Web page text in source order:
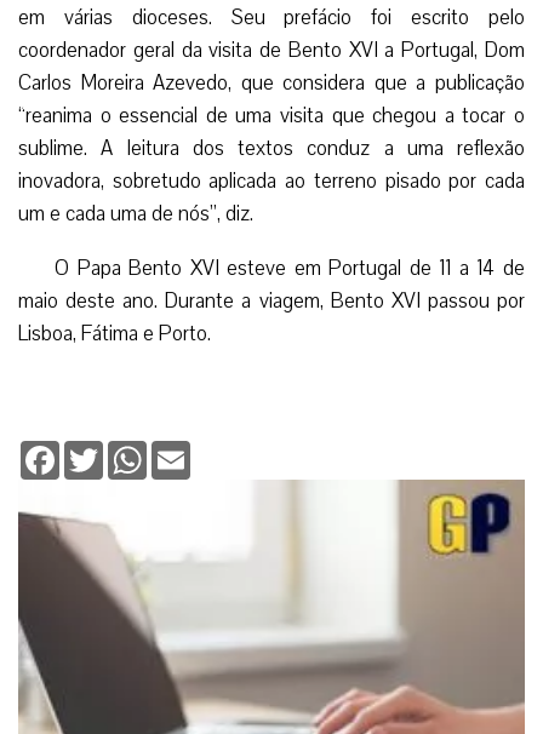
em várias dioceses. Seu prefácio foi escrito pelo
coordenador geral da visita de Bento XVI a Portugal, Dom
Carlos Moreira Azevedo, que considera que a publicação
“reanima o essencial de uma visita que chegou a tocar o
sublime. A leitura dos textos conduz a uma reflexão
inovadora, sobretudo aplicada ao terreno pisado por cada
um e cada uma de nós”, diz.
O Papa Bento XVI esteve em Portugal de 11 a 14 de
maio deste ano. Durante a viagem, Bento XVI passou por
Lisboa, Fátima e Porto.
Facebook
TwitterWhatsApp